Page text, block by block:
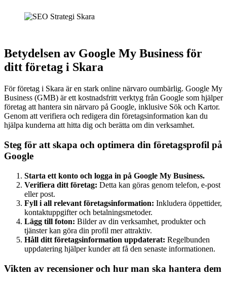
Betydelsen av Google My Business för
ditt företag i Skara
För företag i Skara är en stark online närvaro oumbärlig. Google My
Business (GMB) är ett kostnadsfritt verktyg från Google som hjälper
företag att hantera sin närvaro på Google, inklusive Sök och Kartor.
Genom att verifiera och redigera din företagsinformation kan du
hjälpa kunderna att hitta dig och berätta om din verksamhet.
Steg för att skapa och optimera din företagsprofil på
Google
Starta ett konto och logga in på Google My Business.
Verifiera ditt företag: Detta kan göras genom telefon, e-post
eller post.
Fyll i all relevant företagsinformation: Inkludera öppettider,
kontaktuppgifter och betalningsmetoder.
Lägg till foton: Bilder av din verksamhet, produkter och
tjänster kan göra din profil mer attraktiv.
Håll ditt företagsinformation uppdaterat: Regelbunden
uppdatering hjälper kunder att få den senaste informationen.
Vikten av recensioner och hur man ska hantera dem